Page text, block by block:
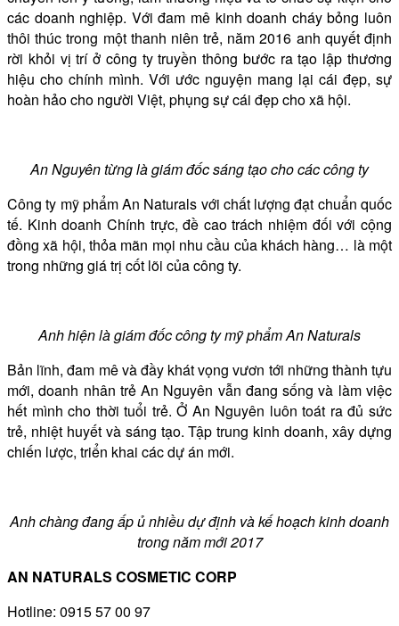
các doanh nghiệp. Với đam mê kinh doanh cháy bỏng luôn
thôi thúc trong một thanh niên trẻ, năm 2016 anh quyết định
rời khỏi vị trí ở công ty truyền thông bước ra tạo lập thương
hiệu cho chính mình. Với ước nguyện mang lại cái đẹp, sự
hoàn hảo cho người Việt, phụng sự cái đẹp cho xã hội.
An Nguyên từng là giám đốc sáng tạo cho các công ty
Công ty mỹ phẩm An Naturals với chất lượng đạt chuẩn quốc
tế. Kinh doanh Chính trực, đề cao trách nhiệm đối với cộng
đồng xã hội, thỏa mãn mọi nhu cầu của khách hàng… là một
trong những giá trị cốt lõi của công ty.
Anh hiện là giám đốc công ty mỹ phẩm An Naturals
Bản lĩnh, đam mê và đầy khát vọng vươn tới những thành tựu
mới, doanh nhân trẻ An Nguyên vẫn đang sống và làm việc
hết mình cho thời tuổi trẻ. Ở An Nguyên luôn toát ra đủ sức
trẻ, nhiệt huyết và sáng tạo. Tập trung kinh doanh, xây dựng
chiến lược, triển khai các dự án mới.
Anh chàng đang ấp ủ nhiều dự định và kế hoạch kinh doanh
trong năm mới 2017
AN NATURALS COSMETIC CORP
Hotline: 0915 57 00 97